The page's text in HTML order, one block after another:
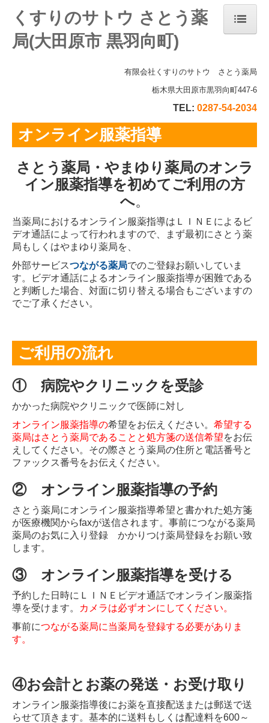
ホーム
店舗案内
オンライン服薬指導
くすりのサトウ さとう薬
局(大田原市 黒羽向町)
有限会社くすりのサトウ さとう薬局
栃木県大田原市黒羽向町447-6
TEL: 0287-54-2034
オンライン服薬指導
さとう薬局・やまゆり薬局のオンラ
イン服薬指導を初めてご利用の方
へ。
当薬局におけるオンライン服薬指導はＬＩＮＥによるビ
デオ通話によって行われますので、まず最初にさとう薬
局もしくはやまゆり薬局を、
外部サービスつながる薬局でのご登録お願いしていま
す。ビデオ通話によるオンライン服薬指導が困難である
と判断した場合、対面に切り替える場合もございますの
でご了承ください。
ご利用の流れ
① 病院やクリニックを受診
かかった病院やクリニックで医師に対し
オンライン服薬指導の希望をお伝えください。 希望する
薬局はさとう薬局であることと処方箋の送信希望をお伝
えしてください。その際さとう薬局の住所と電話番号と
ファックス番号をお伝えください。
② オンライン服薬指導の予約
さとう薬局にオンライン服薬指導希望と書かれた処方箋
が医療機関からfaxが送信されます。事前につながる薬局
薬局のお気に入り登録 かかりつけ薬局登録をお願い致
します。
③ オンライン服薬指導を受ける
予約した日時にＬＩＮＥビデオ通話でオンライン服薬指
導を受けます。
カメラは必ずオンにしてください。
事前につながる薬局に当薬局を登録する必要がありま
す。
④お会計とお薬の発送・お受け取り
オンライン服薬指導後にお薬を直接配送または郵送で送
らせて頂きます。基本的に送料もしくは配達料を600～